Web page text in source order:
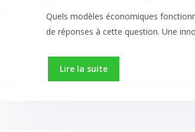
Quels modèles économiques
de réponses à cette question. Une
Lire la suite